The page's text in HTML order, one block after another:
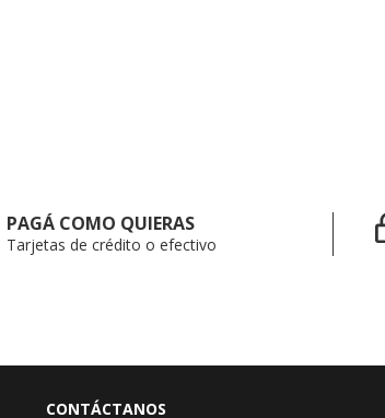
PAGÁ COMO QUIERAS
Tarjetas de crédito o efectivo
CONTÁCTANOS